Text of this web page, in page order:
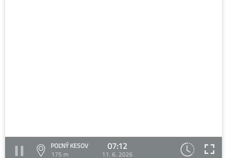
POĽNÝ KESOV
175 m
07:12
11. 6. 2026